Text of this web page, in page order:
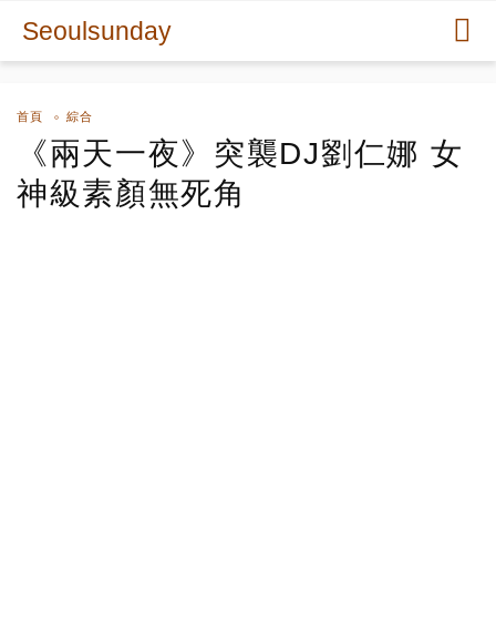
Seoulsunday
首頁 綜合
《兩天一夜》突襲DJ劉仁娜 女
神級素顏無死角